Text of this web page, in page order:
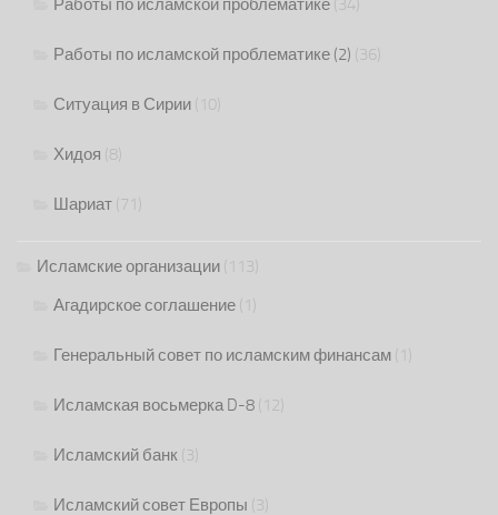
Работы по исламской проблематике (34)
Работы по исламской проблематике (2) (36)
Ситуация в Сирии (10)
Хидоя (8)
Шариат (71)
Исламские организации (113)
Агадирское соглашение (1)
Генеральный совет по исламским финансам (1)
Исламская восьмерка D-8 (12)
Исламский банк (3)
Исламский совет Европы (3)